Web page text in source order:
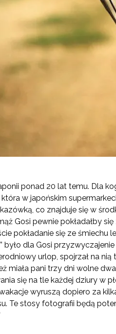
ponad 20 lat temu. Dla
w japońskim
co znajduje się w
Gosi pewnie pokładałby
pokładanie się ze śmiechu
było dla Gosi
urlop, spojrzał na
miała pani trzy dni wolne
się na tle każdej dziury w
wyruszą dopiero za
Te stosy fotografii będą